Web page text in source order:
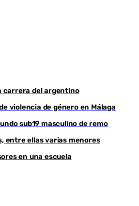
carrera del argentino
violencia de género en Málaga
sub19 masculino de remo
entre ellas varias menores
en una escuela